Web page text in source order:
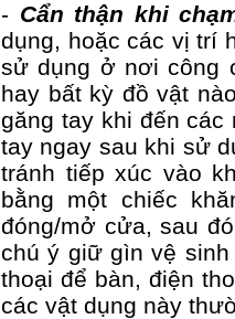
- Cẩn thận khi
dụng, hoặc các vị trí
sử dụng ở nơi công
hay bất kỳ đồ vật
găng tay khi đến
tay ngay sau khi sử
tránh tiếp xúc vào
bằng một chiếc
đóng/mở cửa, sau
chú ý giữ gìn vệ
thoại để bàn, điện
các vật dụng này